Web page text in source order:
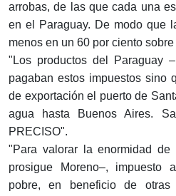
arrobas, de las que cada una
en el Paraguay. De modo que
menos en un 60 por ciento
"Los productos del Paraguay
pagaban estos impuestos sino
de exportación el puerto de
agua hasta Buenos Aires.
PRECISO".
"Para valorar la enormidad de
prosigue Moreno–,
pobre, en beneficio de